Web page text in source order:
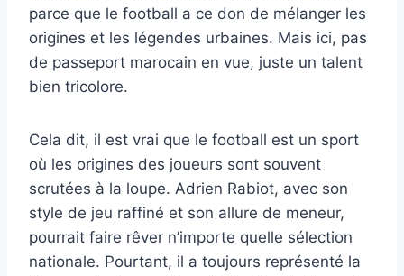
parce que le football a ce don de mélanger les
origines et les légendes urbaines. Mais ici, pas
de passeport marocain en vue, juste un talent
bien tricolore.
Cela dit, il est vrai que le football est un sport
où les origines des joueurs sont souvent
scrutées à la loupe. Adrien Rabiot, avec son
style de jeu raffiné et son allure de meneur,
pourrait faire rêver n’importe quelle sélection
nationale. Pourtant, il a toujours représenté la